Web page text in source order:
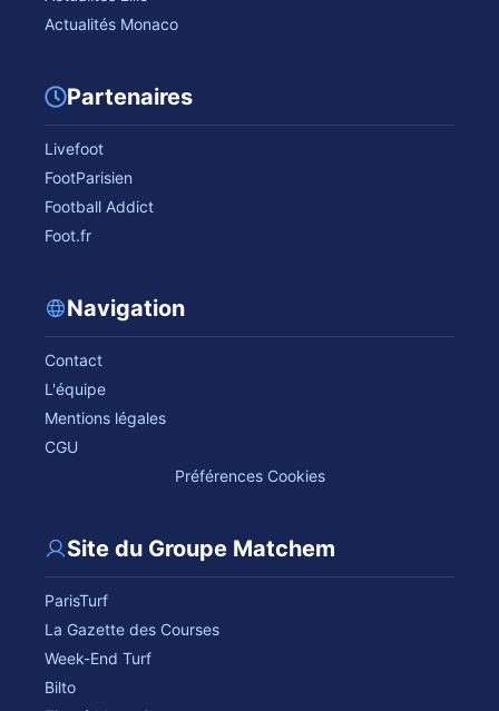
Actualités Monaco
Partenaires
Livefoot
FootParisien
Football Addict
Foot.fr
Navigation
Contact
L'équipe
Mentions légales
CGU
Préférences Cookies
Site du Groupe Matchem
ParisTurf
La Gazette des Courses
Week-End Turf
Bilto